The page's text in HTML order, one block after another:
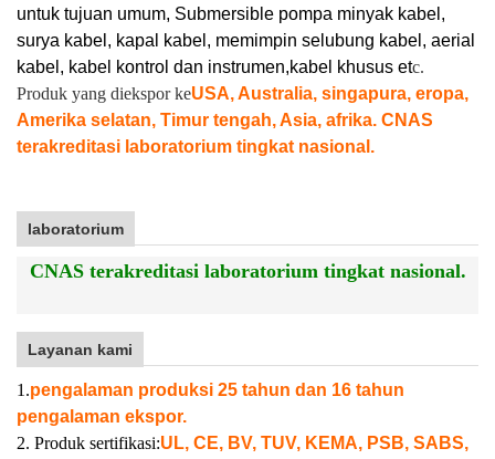
untuk tujuan umum, Submersible pompa minyak kabel,
surya kabel, kapal kabel, memimpin selubung kabel, aerial
kabel, kabel kontrol dan instrumen,kabel khusus etc.
Produk yang diekspor keUSA, Australia, singapura, eropa,
Amerika selatan, Timur tengah, Asia, afrika. CNAS
terakreditasi laboratorium tingkat nasional.
laboratorium
CNAS terakreditasi laboratorium tingkat nasional.
Layanan kami
1.pengalaman produksi 25 tahun dan 16 tahun
pengalaman ekspor.
2. Produk sertifikasi:UL, CE, BV, TUV, KEMA, PSB, SABS,